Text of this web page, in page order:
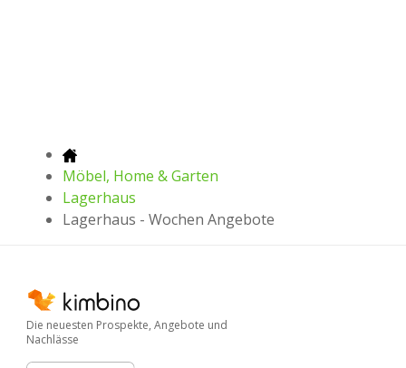
Möbel, Home & Garten
Lagerhaus
Lagerhaus - Wochen Angebote
Die neuesten Prospekte, Angebote und
Nachlässe